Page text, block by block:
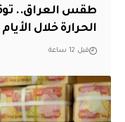
طقس العراق..
الحرارة خلال
قبل 12 ساعة